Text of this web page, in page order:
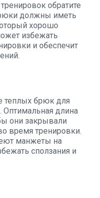
обратите
должны иметь
хорошо
избежать
и обеспечит
теплых брюк для
Оптимальная длина
они закрывали
время тренировки.
манжеты на
сползания и